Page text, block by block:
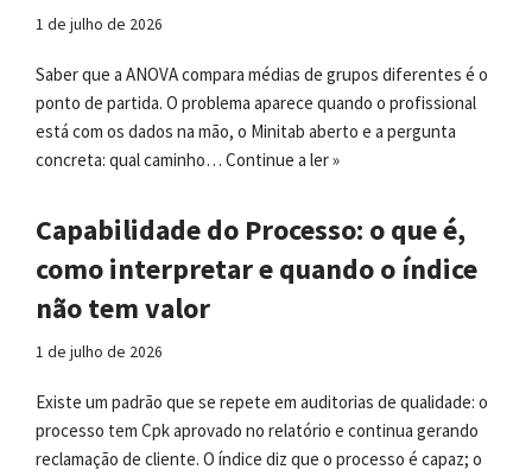
1 de julho de 2026
Saber que a ANOVA compara médias de grupos diferentes é o
ponto de partida. O problema aparece quando o profissional
está com os dados na mão, o Minitab aberto e a pergunta
concreta: qual caminho… Continue a ler »
Capabilidade do Processo: o que é,
como interpretar e quando o índice
não tem valor
1 de julho de 2026
Existe um padrão que se repete em auditorias de qualidade: o
processo tem Cpk aprovado no relatório e continua gerando
reclamação de cliente. O índice diz que o processo é capaz; o